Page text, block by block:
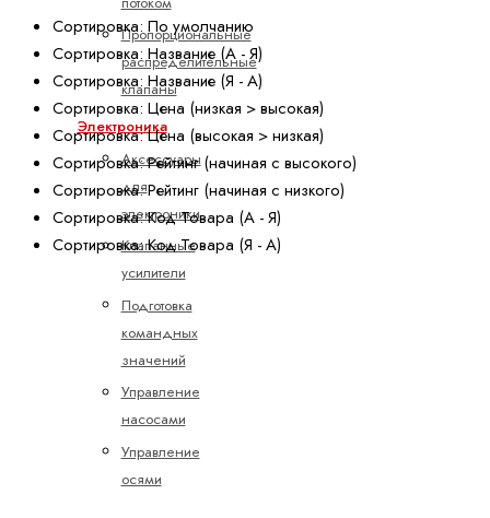
Пропорциональные
распределительные
клапаны
Электроника
Аксессуары
для
электроники
Клапанные
усилители
Подготовка
командных
значений
Управление
насосами
Управление
осями
Сортировка: По умолчанию
Сортировка: Название (А - Я)
Сортировка: Название (Я - А)
Сортировка: Цена (низкая > высокая)
Сортировка: Цена (высокая > низкая)
Сортировка: Рейтинг (начиная с высокого)
Сортировка: Рейтинг (начиная с низкого)
Сортировка: Код Товара (А - Я)
Сортировка: Код Товара (Я - А)